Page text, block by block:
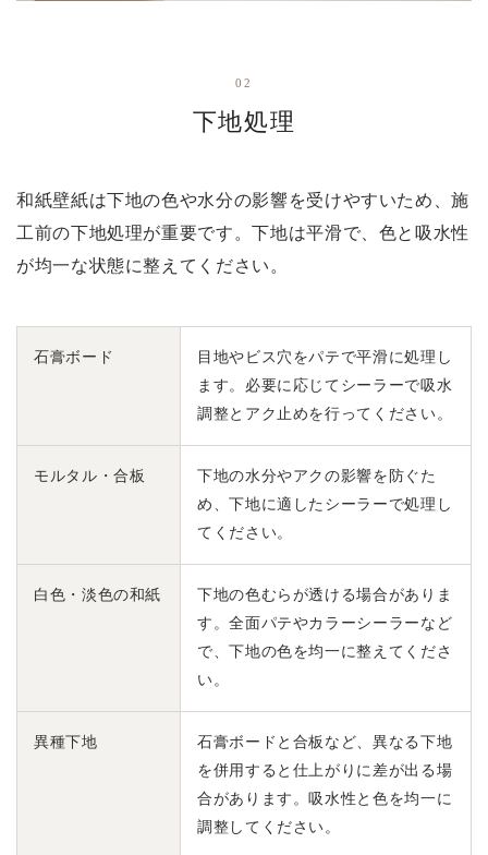
02
下地処理
和紙壁紙は下地の色や水分の影響を受けやすいため、施
工前の下地処理が重要です。下地は平滑で、色と吸水性
が均一な状態に整えてください。
石膏ボード
目地やビス穴をパテで平滑に処理し
ます。必要に応じてシーラーで吸水
調整とアク止めを行ってください。
モルタル・合板
下地の水分やアクの影響を防ぐた
め、下地に適したシーラーで処理し
てください。
白色・淡色の和紙
下地の色むらが透ける場合がありま
す。全面パテやカラーシーラーなど
で、下地の色を均一に整えてくださ
い。
異種下地
石膏ボードと合板など、異なる下地
を併用すると仕上がりに差が出る場
合があります。吸水性と色を均一に
調整してください。